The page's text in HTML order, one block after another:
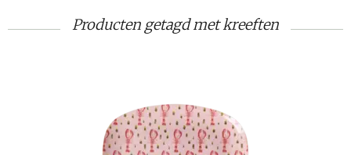
Producten getagd met kreeften